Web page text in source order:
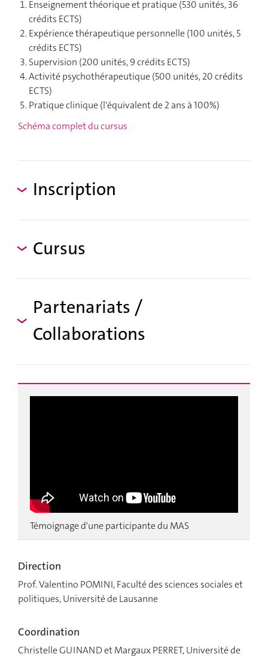
Enseignement théorique et pratique (530 unités, 36
crédits ECTS)
Expérience thérapeutique personnelle (100 unités, 5
crédits ECTS)
Supervision (200 unités, 9 crédits ECTS)
Activité psychothérapeutique (500 unités, 20 crédits
ECTS)
Pratique clinique (l'équivalent de 2 ans à 100%)
Schéma complet du cursus
Inscription
Cursus
Partenariats /
Collaborations
Témoignage d'une participante du MAS
Direction
Prof. Valentino POMINI, Faculté des sciences sociales et
politiques, Université de Lausanne
Coordination
Christelle GUINAND et Margaux PERRET, Université de